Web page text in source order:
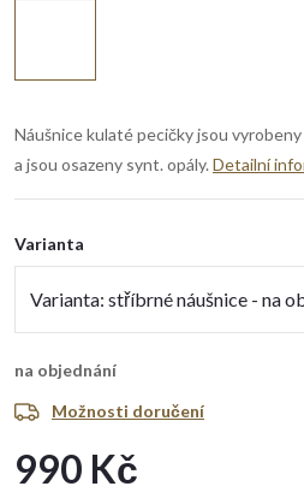
Náušnice kulaté pecičky jsou
a jsou osazeny synt. opály. Detailní
Varianta
na objednání
Možnosti doručení
990 Kč